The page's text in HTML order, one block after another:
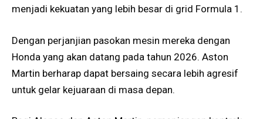
menjadi kekuatan yang lebih besar di grid Formula 1.
Dengan perjanjian pasokan mesin mereka dengan
Honda yang akan datang pada tahun 2026. Aston
Martin berharap dapat bersaing secara lebih agresif
untuk gelar kejuaraan di masa depan.